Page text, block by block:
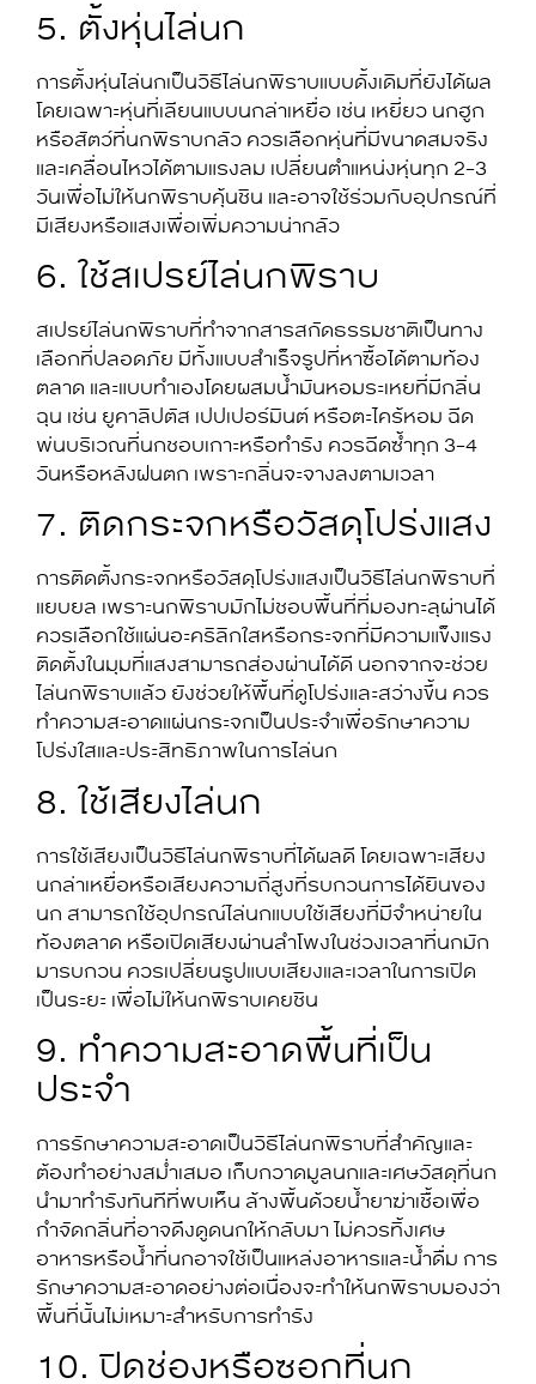
5. ตั้งหุ่นไล่นก
การตั้งหุ่นไล่นกเป็นวิธีไล่นกพิราบแบบดั้งเดิมที่ยังได้ผล
โดยเฉพาะหุ่นที่เลียนแบบนกล่าเหยื่อ เช่น เหยี่ยว นกฮูก
หรือสัตว์ที่นกพิราบกลัว ควรเลือกหุ่นที่มีขนาดสมจริง
และเคลื่อนไหวได้ตามแรงลม เปลี่ยนตำแหน่งหุ่นทุก 2-3
วันเพื่อไม่ให้นกพิราบคุ้นชิน และอาจใช้ร่วมกับอุปกรณ์ที่
มีเสียงหรือแสงเพื่อเพิ่มความน่ากลัว
6. ใช้สเปรย์ไล่นกพิราบ
สเปรย์ไล่นกพิราบที่ทำจากสารสกัดธรรมชาติเป็นทาง
เลือกที่ปลอดภัย มีทั้งแบบสำเร็จรูปที่หาซื้อได้ตามท้อง
ตลาด และแบบทำเองโดยผสมน้ำมันหอมระเหยที่มีกลิ่น
ฉุน เช่น ยูคาลิปตัส เปปเปอร์มินต์ หรือตะไคร้หอม ฉีด
พ่นบริเวณที่นกชอบเกาะหรือทำรัง ควรฉีดซ้ำทุก 3-4
วันหรือหลังฝนตก เพราะกลิ่นจะจางลงตามเวลา
7. ติดกระจกหรือวัสดุโปร่งแสง
การติดตั้งกระจกหรือวัสดุโปร่งแสงเป็นวิธีไล่นกพิราบที่
แยบยล เพราะนกพิราบมักไม่ชอบพื้นที่ที่มองทะลุผ่านได้
ควรเลือกใช้แผ่นอะคริลิกใสหรือกระจกที่มีความแข็งแรง
ติดตั้งในมุมที่แสงสามารถส่องผ่านได้ดี นอกจากจะช่วย
ไล่นกพิราบแล้ว ยังช่วยให้พื้นที่ดูโปร่งและสว่างขึ้น ควร
ทำความสะอาดแผ่นกระจกเป็นประจำเพื่อรักษาความ
โปร่งใสและประสิทธิภาพในการไล่นก
8. ใช้เสียงไล่นก
การใช้เสียงเป็นวิธีไล่นกพิราบที่ได้ผลดี โดยเฉพาะเสียง
นกล่าเหยื่อหรือเสียงความถี่สูงที่รบกวนการได้ยินของ
นก สามารถใช้อุปกรณ์ไล่นกแบบใช้เสียงที่มีจำหน่ายใน
ท้องตลาด หรือเปิดเสียงผ่านลำโพงในช่วงเวลาที่นกมัก
มารบกวน ควรเปลี่ยนรูปแบบเสียงและเวลาในการเปิด
เป็นระยะ เพื่อไม่ให้นกพิราบเคยชิน
9. ทำความสะอาดพื้นที่เป็น
ประจำ
การรักษาความสะอาดเป็นวิธีไล่นกพิราบที่สำคัญและ
ต้องทำอย่างสม่ำเสมอ เก็บกวาดมูลนกและเศษวัสดุที่นก
นำมาทำรังทันทีที่พบเห็น ล้างพื้นด้วยน้ำยาฆ่าเชื้อเพื่อ
กำจัดกลิ่นที่อาจดึงดูดนกให้กลับมา ไม่ควรทิ้งเศษ
อาหารหรือน้ำที่นกอาจใช้เป็นแหล่งอาหารและน้ำดื่ม การ
รักษาความสะอาดอย่างต่อเนื่องจะทำให้นกพิราบมองว่า
พื้นที่นั้นไม่เหมาะสำหรับการทำรัง
10. ปิดช่องหรือซอกที่นก